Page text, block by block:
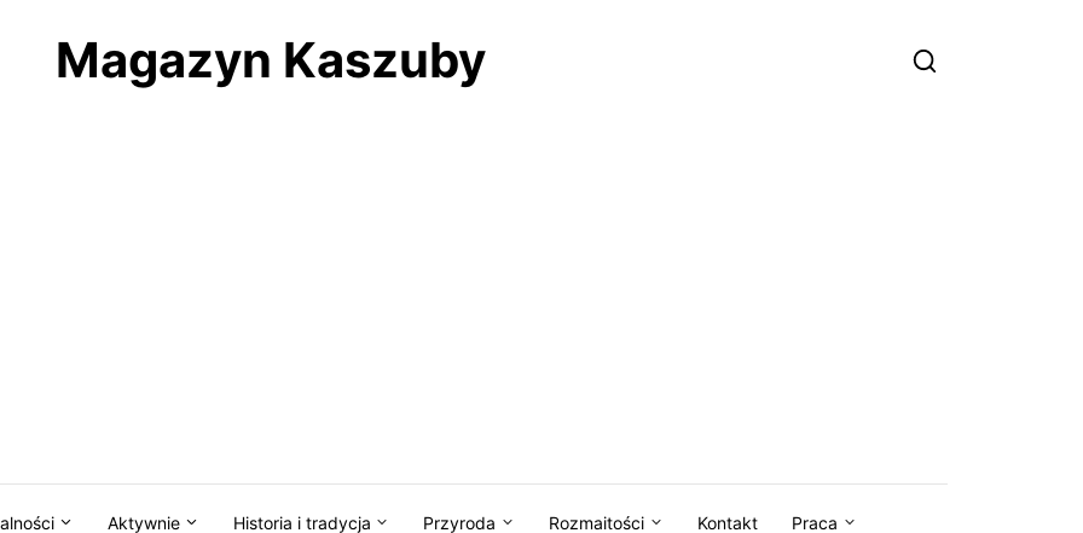
Magazyn Kaszuby
Aktywnie Historia i tradycja Przyroda Rozmaitości Kontakt Praca